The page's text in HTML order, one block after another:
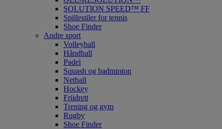
SOLUTION SPEED™ FF
Spillestiler for tennis
Shoe Finder
Andre sport
Volleyball
Håndball
Padel
Squash og badminton
Netball
Hockey
Friidrett
Trening og gym
Rugby
Shoe Finder